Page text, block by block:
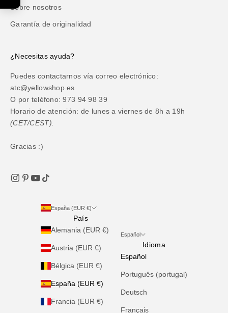
Sobre nosotros
Garantía de originalidad
¿Necesitas ayuda?
Puedes contactarnos vía correo electrónico:
atc@yellowshop.es
O por teléfono: 973 94 98 39
Horario de atención: de lunes a viernes de 8h a 19h
(CET/CEST).
Gracias :)
España (EUR €)
País
Alemania (EUR €)
Austria (EUR €)
Bélgica (EUR €)
España (EUR €)
Francia (EUR €)
Español
Idioma
Español
Português (portugal)
Deutsch
Français